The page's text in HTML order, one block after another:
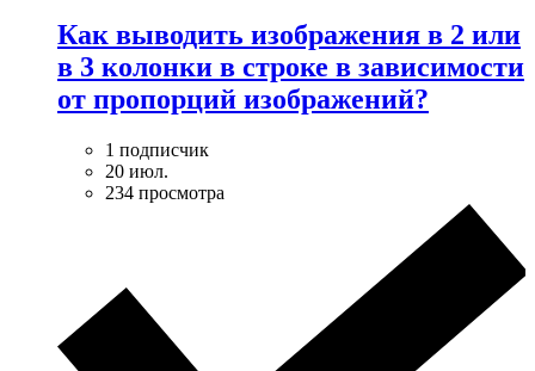
Как выводить изображения в 2 или
в 3 колонки в строке в зависимости
от пропорций изображений?
1 подписчик
20 июл.
234 просмотра